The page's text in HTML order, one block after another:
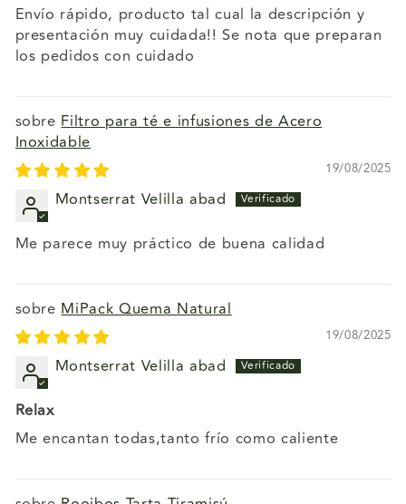
Envío rápido, producto tal cual la descripción y
presentación muy cuidada!! Se nota que preparan
los pedidos con cuidado
Filtro para té e infusiones de Acero
Inoxidable
19/08/2025
Montserrat Velilla abad
Me parece muy práctico de buena calidad
MiPack Quema Natural
19/08/2025
Montserrat Velilla abad
Relax
Me encantan todas,tanto frío como caliente